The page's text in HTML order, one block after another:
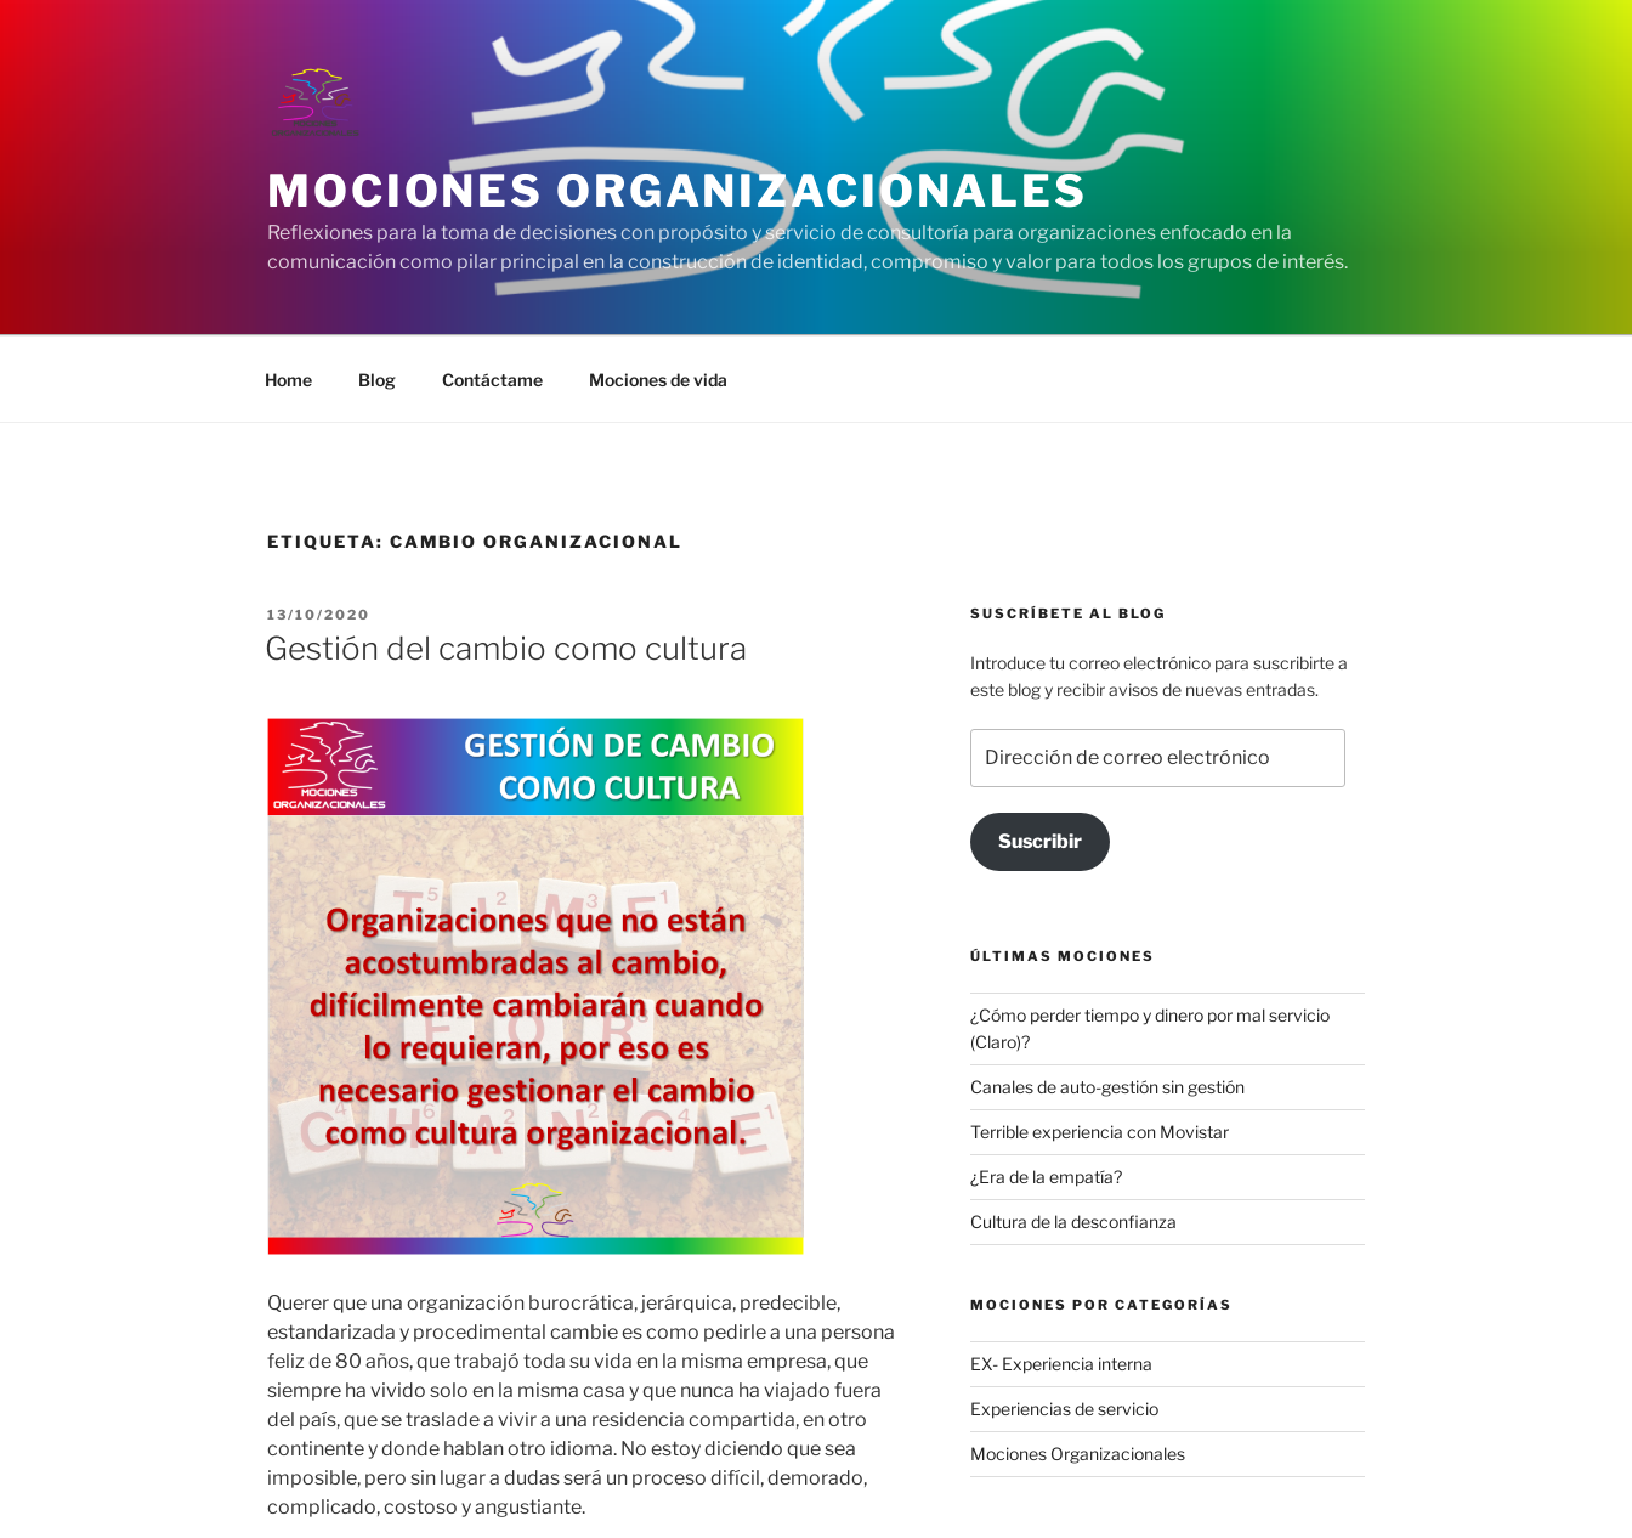
MOCIONES ORGANIZACIONALES
Reflexiones para la toma de decisiones con propósito y servicio de consultoría para organizaciones enfocado en la
comunicación como pilar principal en la construcción de identidad, compromiso y valor para todos los grupos de interés.
Home Blog Contáctame Mociones de vida
ETIQUETA: CAMBIO ORGANIZACIONAL
PUBLICADO
EL
13/10/2020
Gestión del cambio como cultura
Querer que una organización burocrática, jerárquica, predecible,
estandarizada y procedimental cambie es como pedirle a una persona
feliz de 80 años, que trabajó toda su vida en la misma empresa, que
siempre ha vivido solo en la misma casa y que nunca ha viajado fuera
del país, que se traslade a vivir a una residencia compartida, en otro
continente y donde hablan otro idioma. No estoy diciendo que sea
imposible, pero sin lugar a dudas será un proceso difícil, demorado,
complicado, costoso y angustiante.
SUSCRÍBETE AL BLOG
Introduce tu correo electrónico para suscribirte a
este blog y recibir avisos de nuevas entradas.
de
correo
electrónico
Suscribir
ÚLTIMAS MOCIONES
¿Cómo perder tiempo y dinero por mal servicio
(Claro)?
Canales de auto-gestión sin gestión
Terrible experiencia con Movistar
¿Era de la empatía?
Cultura de la desconfianza
MOCIONES POR CATEGORÍAS
EX- Experiencia interna
Experiencias de servicio
Mociones Organizacionales